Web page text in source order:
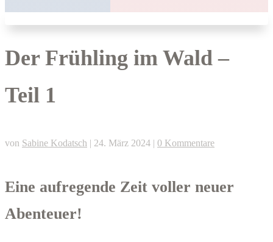
Der Frühling im Wald –
Teil 1
von Sabine Kodatsch | 24. März 2024 | 0 Kommentare
Eine aufregende Zeit voller neuer
Abenteuer!